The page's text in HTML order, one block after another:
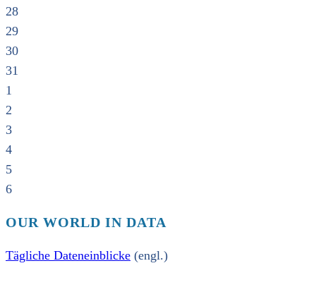
28
29
30
31
1
2
3
4
5
6
OUR WORLD IN DATA
Tägliche Dateneinblicke (engl.)